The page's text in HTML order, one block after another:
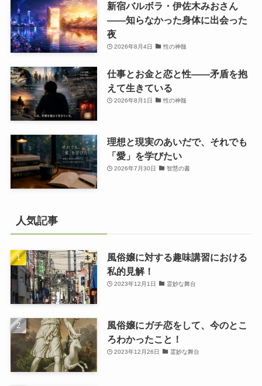
新宿バルボラ・伊佐木みおさん
――知らなかった身体に出会った
夜
2026年8月4日 性の神髄
仕事とお金と恋と性——矛盾を抱
えて生きている
2026年8月1日 性の神髄
理想と現実のあいだで、それでも
「愛」を学びたい
2026年7月30日 智慧の書
人気記事
風俗嬢に対する趣味講習における
私的見解！
2023年12月1日 霊妙な舞台
風俗嬢にガチ恋をして、今のとこ
ろわかったこと！
2023年12月26日 霊妙な舞台